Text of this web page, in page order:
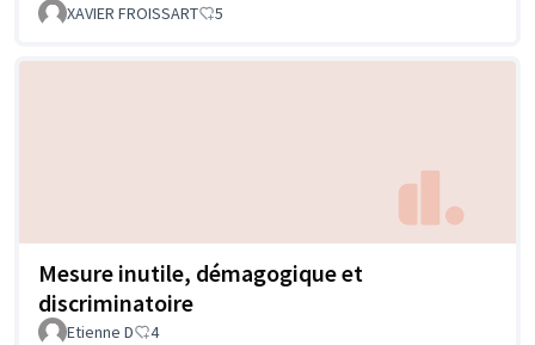
XAVIER FROISSART 5
Mesure inutile, démagogique et
discriminatoire
Etienne D 4